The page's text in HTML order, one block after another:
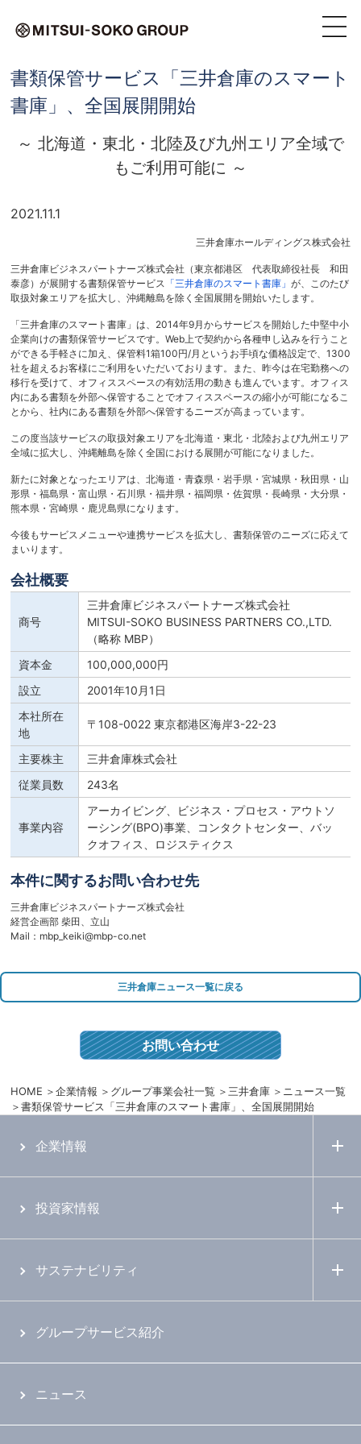
書類保管サービス「三井倉庫のスマート
書庫」、全国展開開始
～ 北海道・東北・北陸及び九州エリア全域で
もご利用可能に ～
2021.11.1
三井倉庫ホールディングス株式会社
三井倉庫ビジネスパートナーズ株式会社（東京都港区 代表取締役社長 和田
泰彦）が展開する書類保管サービス 「三井倉庫のスマート書庫」 が、このたび
取扱対象エリアを拡大し、沖縄離島を除く全国展開を開始いたします。
「三井倉庫のスマート書庫」は、2014年9月からサービスを開始した中堅中小
企業向けの書類保管サービスです。Web上で契約から各種申し込みを行うこと
ができる手軽さに加え、保管料1箱100円/月というお手頃な価格設定で、1300
社を超えるお客様にご利用をいただいております。また、昨今は在宅勤務への
移行を受けて、オフィススペースの有効活用の動きも進んでいます。オフィス
内にある書類を外部へ保管することでオフィススペースの縮小が可能になるこ
とから、社内にある書類を外部へ保管するニーズが高まっています。
この度当該サービスの取扱対象エリアを北海道・東北・北陸および九州エリア
全域に拡大し、沖縄離島を除く全国における展開が可能になりました。
新たに対象となったエリアは、北海道・青森県・岩手県・宮城県・秋田県・山
形県・福島県・富山県・石川県・福井県・福岡県・佐賀県・長崎県・大分県・
熊本県・宮崎県・鹿児島県になります。
今後もサービスメニューや連携サービスを拡大し、書類保管のニーズに応えて
まいります。
会社概要
商号
三井倉庫ビジネスパートナーズ株式会社
MITSUI-SOKO BUSINESS PARTNERS CO.,LTD.
（略称 MBP）
資本金
100,000,000円
設立
2001年10月1日
本社所在
地
〒108-0022 東京都港区海岸3-22-23
主要株主
三井倉庫株式会社
従業員数
243名
事業内容
アーカイビング、ビジネス・プロセス・アウトソ
ーシング(BPO)事業、コンタクトセンター、バッ
クオフィス、ロジスティクス
本件に関するお問い合わせ先
三井倉庫ビジネスパートナーズ株式会社
経営企画部 柴田、立山
Mail：mbp_keiki@mbp-co.net
三井倉庫ニュース一覧に戻る
お問い合わせ
HOME 企業情報 グループ事業会社一覧 三井倉庫
ニュース一覧
書類保管サービス「三井倉庫のスマート書庫」、全国展開開始
企業情報
投資家情報
サステナビリティ
グループサービス紹介
ニュース